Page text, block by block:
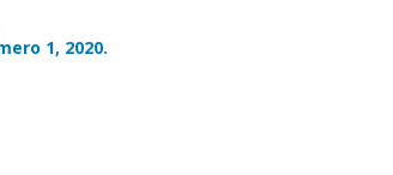
1, 2020.